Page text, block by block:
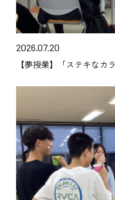
2026.07.20
【夢授業】「ステキなカ